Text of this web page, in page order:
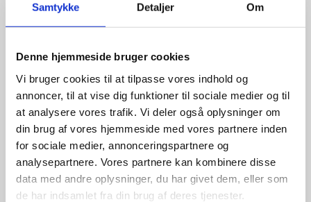
Samtykke Detaljer Om
Denne hjemmeside bruger cookies
Vi bruger cookies til at tilpasse vores indhold og
annoncer, til at vise dig funktioner til sociale medier og til
at analysere vores trafik. Vi deler også oplysninger om
din brug af vores hjemmeside med vores partnere inden
for sociale medier, annonceringspartnere og
analysepartnere. Vores partnere kan kombinere disse
data med andre oplysninger, du har givet dem, eller som
de har indsamlet fra din brug af deres tjenester.
Stærke
leverandører
giver større
udvalg
For at sikre høj kvalitet og stor
leveringssikkerhed samarbejder vi
med de største og mest
anerkendte leverandører inden for